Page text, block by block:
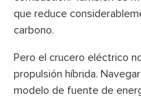
que reduce
carbono.
Pero el crucero eléctrico
propulsión híbrida.
modelo de fuente de